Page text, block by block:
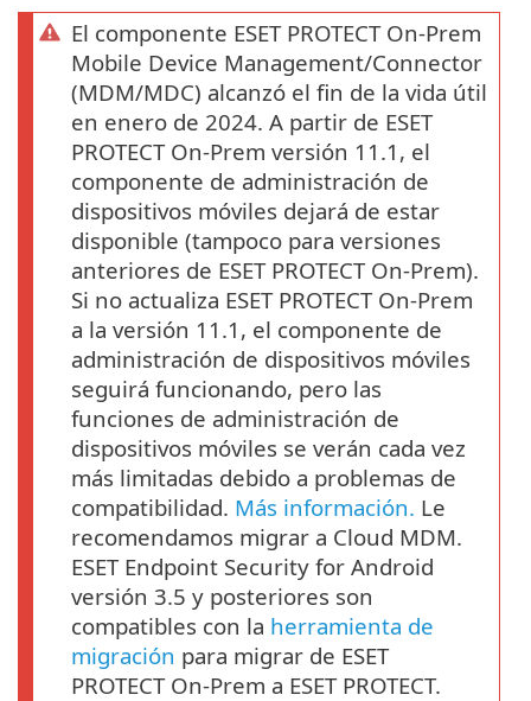
El componente ESET PROTECT On-Prem
Mobile Device Management/Connector
(MDM/MDC) alcanzó el fin de la vida útil
en enero de 2024. A partir de ESET
PROTECT On-Prem versión 11.1, el
componente de administración de
dispositivos móviles dejará de estar
disponible (tampoco para versiones
anteriores de ESET PROTECT On-Prem).
Si no actualiza ESET PROTECT On-Prem
a la versión 11.1, el componente de
administración de dispositivos móviles
seguirá funcionando, pero las
funciones de administración de
dispositivos móviles se verán cada vez
más limitadas debido a problemas de
compatibilidad. Más información. Le
recomendamos migrar a Cloud MDM.
ESET Endpoint Security for Android
versión 3.5 y posteriores son
compatibles con la herramienta de
migración para migrar de ESET
PROTECT On-Prem a ESET PROTECT.